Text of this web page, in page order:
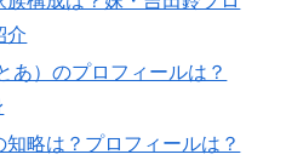
介
あ）のプロフィールは？
略は？プロフィールは？